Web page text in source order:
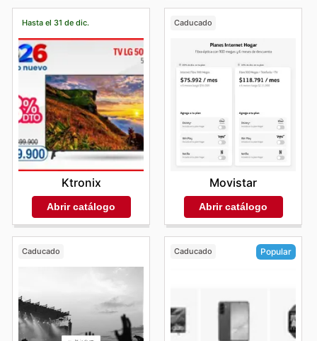
Hasta el 31 de dic.
Ktronix
Abrir catálogo
Caducado
Movistar
Abrir catálogo
Caducado Caducado Popular